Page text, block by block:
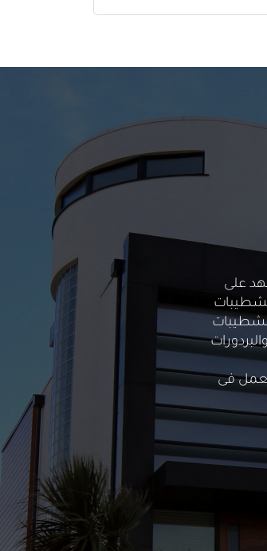
تشهد على
والتشطيبات
فى